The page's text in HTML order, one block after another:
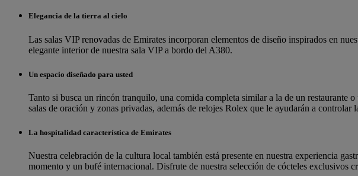
Elegancia de la tierra al cielo
Las salas VIP renovadas de Emirates incorporan elementos de diseño inspirados en
elegante interior de nuestra sala VIP a bordo del A380.
Un espacio diseñado para usted
Tanto si busca un rincón tranquilo, una comida completa similar a la de un restaurante
salas de oración y zonas privadas, además de relojes Rolex que le ayudarán a controlar
La hospitalidad característica de Emirates
Nuestra celebración de la cultura local también está presente en nuestra experiencia
momento y un bufé internacional. Disfrute de nuestra selección de cócteles exclusivos